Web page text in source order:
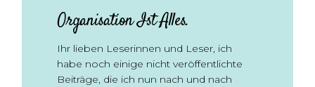
Organisation Ist Alles.
Ihr lieben Leserinnen und Leser, ich
habe noch einige nicht veröffentlichte
Beiträge, die ich nun nach und nach